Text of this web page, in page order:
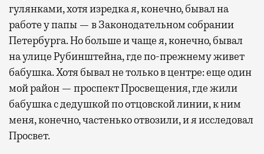
гулянками, хотя изредка я, конечно, бывал на
работе у папы — в Законодательном собрании
Петербурга. Но больше и чаще я, конечно, бывал
на улице Рубинштейна, где по-прежнему живет
бабушка. Хотя бывал не только в центре: еще один
мой район — проспект Просвещения, где жили
бабушка с дедушкой по отцовской линии, к ним
меня, конечно, частенько отвозили, и я исследовал
Просвет.